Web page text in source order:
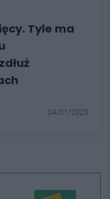
Tyle ma
04/01/2023